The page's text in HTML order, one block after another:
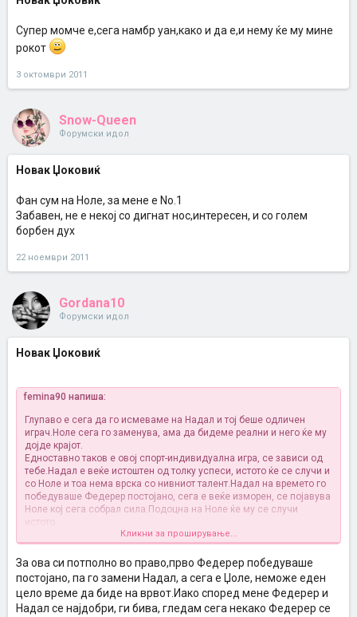
Супер момче е,сега намбр уан,како и да е,и нему ќе му мине
рокот
3 октомври 2011
Snow-Queen
Форумски идол
Новак Џоковиќ
Фан сум на Ноле, за мене е No.1
Забавен, не е некој со дигнат нос,интересен, и со голем
борбен дух
22 ноември 2011
Gordana10
Форумски идол
Новак Џоковиќ
femina90 напиша:
Глупаво е сега да го исмеваме на Надал и тој беше одличен
играч.Ноле сега го заменува, ама да бидеме реални и него ќе му
дојде крајот.
Едноставно таков е овој спорт-индивидуална игра, се зависи од
тебе.Надал е веќе истоштен од толку успеси, истото ќе се случи и
со Ноле и тоа нема врска со нивниот талент.Надал на времето го
победуваше Федерер постојано, сега е веќе изморен, се појавува
Ноле кој сега собрал сила.Подоцна на Ноле ќе му се случи
истото.
Како и да е, браво за Ноле и да се надеваме ќе го освои и Ролан
Гарос.Сега нека слави и одмара
Кликни за проширување...
За ова си потполно во право,прво Федерер победуваше
постојано, па го замени Надал, а сега е Џоле, неможе еден
цело време да биде на врвот.Иако според мене Федерер и
Надал се најдобри, ги бива, гледам сега некако Федерер се